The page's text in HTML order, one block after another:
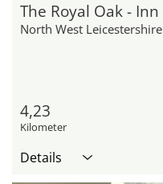
The Royal Oak - Inn
North West Leicestershire
4,23
Kilometer
Details